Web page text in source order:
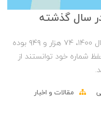
در سال گذشته
تعداد ترابردهای صورت‌گرفته در سال ۱۴۰۰، ۷۴ هزار و ۹۴۹ بوده
شماره خود توانستند از
مقالات و اخبار